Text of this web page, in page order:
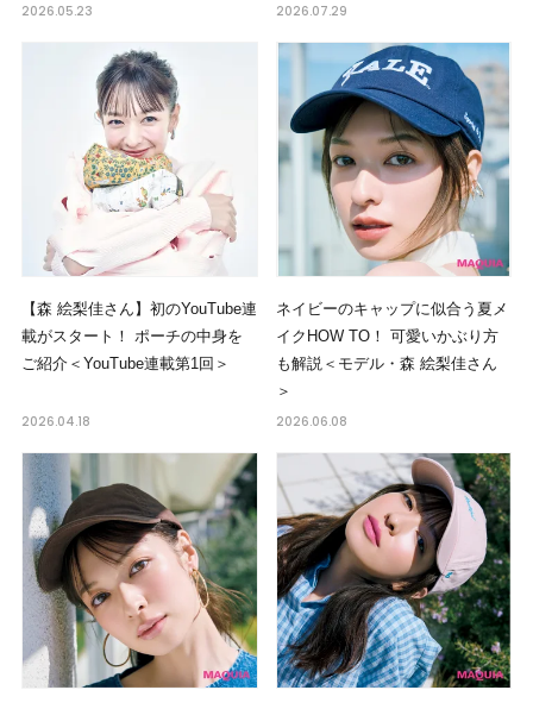
2026.05.23
2026.07.29
【森 絵梨佳さん】初のYouTube連
載がスタート！ ポーチの中身を
ご紹介＜YouTube連載第1回＞
2026.04.18
ネイビーのキャップに似合う夏メ
イクHOW TO！ 可愛いかぶり方
も解説＜モデル・森 絵梨佳さん
＞
2026.06.08